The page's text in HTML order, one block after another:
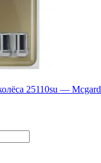
25110su — Mcgard